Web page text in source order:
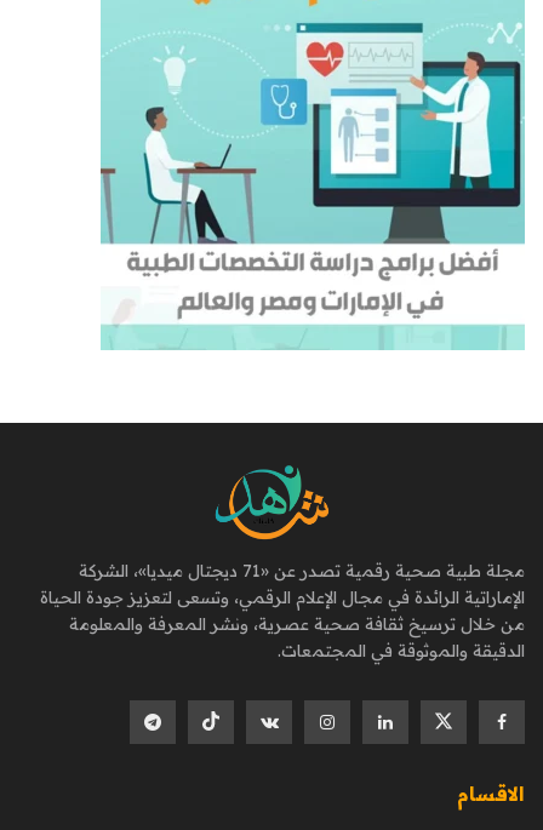
مجلة طبية صحية رقمية تصدر عن «71 ديجتال ميديا»، الشركة
الإماراتية الرائدة في مجال الإعلام الرقمي، وتسعى لتعزيز جودة الحياة
من خلال ترسيخ ثقافة صحية عصرية، ونشر المعرفة والمعلومة
الدقيقة والموثوقة في المجتمعات.
الاقسام